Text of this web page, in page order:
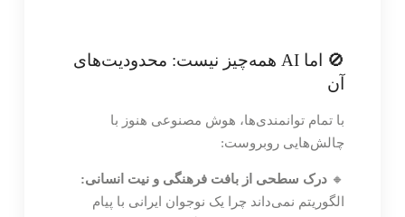
🚫 اما AI همه‌چیز نیست: محدودیت‌های
آن
با تمام توانمندی‌ها، هوش مصنوعی هنوز با
چالش‌هایی روبروست:
🔸 درک سطحی از بافت فرهنگی و نیت انسانی:
الگوریتم نمی‌داند چرا یک نوجوان ایرانی با پیام